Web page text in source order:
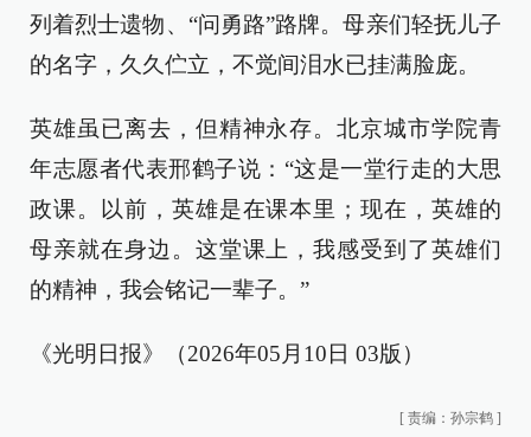
列着烈士遗物、“问勇路”路牌。母亲们轻抚儿子
的名字，久久伫立，不觉间泪水已挂满脸庞。
英雄虽已离去，但精神永存。北京城市学院青
年志愿者代表邢鹤子说：“这是一堂行走的大思
政课。以前，英雄是在课本里；现在，英雄的
母亲就在身边。这堂课上，我感受到了英雄们
的精神，我会铭记一辈子。”
《光明日报》（2026年05月10日 03版）
[ 责编：孙宗鹤 ]